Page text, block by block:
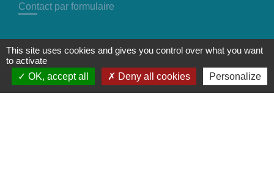
Contact par formulaire
Liens
Préfecture de l'Yonne
This site uses cookies and gives you control over what you want
to activate
OK, accept all
Deny all cookies Personalize